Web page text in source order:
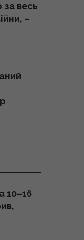
весь
–
10–16